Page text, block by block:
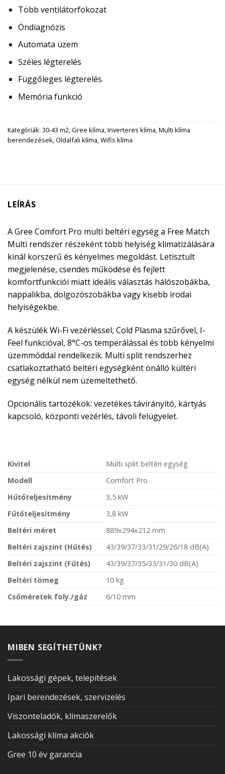
Több ventilátorfokozat
Öndiagnózis
Automata üzem
Széles légterelés
Függőleges légterelés
Memória funkció
Kategóriák: 30-43 m2,Gree klíma,Inverteres klíma,Multi klíma
berendezések,Oldalfali klíma,Wifis klíma
LEÍRÁS
A Gree Comfort Pro multi beltéri egység a Free Match
Multi rendszer részeként több helyiség klimatizálására
kínál korszerű és kényelmes megoldást. Letisztult
megjelenése, csendes működése és fejlett
komfortfunkciói miatt ideális választás hálószobákba,
nappalikba, dolgozószobákba vagy kisebb irodai
helyiségekbe.
A készülék Wi-Fi vezérléssel, Cold Plasma szűrővel, I-
Feel funkcióval, 8°C-os temperálással és több kényelmi
üzemmóddal rendelkezik. Multi split rendszerhez
csatlakoztatható beltéri egységként önálló kültéri
egység nélkül nem üzemeltethető.
Opcionális tartozékok: vezetékes távirányító, kártyás
kapcsoló, központi vezérlés, távoli felügyelet.
Kivitel
Multi split beltéri egység
Modell
Comfort Pro
Hűtőteljesítmény
3,5 kW
Fűtőteljesítmény
3,8 kW
Beltéri méret
889x294x212 mm
Beltéri zajszint (Hűtés)
43/39/37/33/31/29/26/18 dB(A)
Beltéri zajszint (Fűtés)
43/39/37/35/33/31/30 dB(A)
Beltéri tömeg
10 kg
Csőméretek foly./gáz
6/10 mm
MIBEN SEGÍTHETÜNK?
Lakossági gépek, telepítések
Ipari berendezések, szervizelés
Viszonteladók, klímaszerelők
Lakossági klíma akciók
Gree 10 év garancia